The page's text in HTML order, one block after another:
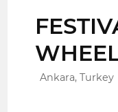
Ankara, Turkey